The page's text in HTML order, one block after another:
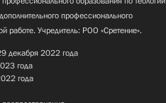
профессионального
работе. Учредитель: РОО «Сретение».
декабря 2022 года
года
года